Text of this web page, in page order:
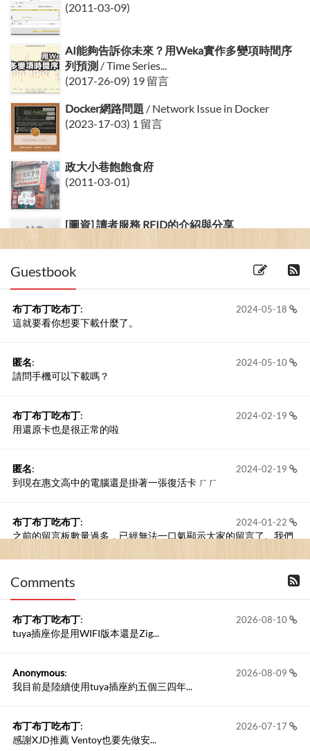
(2011-03-09)
AI能夠告訴你未來？用Weka實作多變項時間序
列預測 / Time Series...
(2017-26-09) 19 留言
Docker網路問題 / Network Issue in Docker
(2023-17-03) 1 留言
政大小巷飽飽食府
(2011-03-01)
[圖資] 讀者服務 RFID的介紹與分享
Guestbook
2024-05-18
布丁布丁吃布丁:
這就要看你想要下載什麼了。
2024-05-10
匿名:
請問手機可以下載嗎？
2024-02-19
布丁布丁吃布丁:
用還原卡也是很正常的啦
2024-02-19
匿名:
到現在惠文高中的電腦還是掛著一張復活卡 ㄏㄏ
2024-01-22
布丁布丁吃布丁:
之前的留言板數量過多，已經無法一口氣顯示大家的留言了。我們
新開一個訪客留言板吧！
Comments
2026-08-10
布丁布丁吃布丁:
tuya插座你是用WIFI版本還是Zig...
2026-08-09
Anonymous:
我目前是陸續使用tuya插座約五個三四年...
2026-07-17
布丁布丁吃布丁:
感謝XJD推薦 Ventoy也要先做安...